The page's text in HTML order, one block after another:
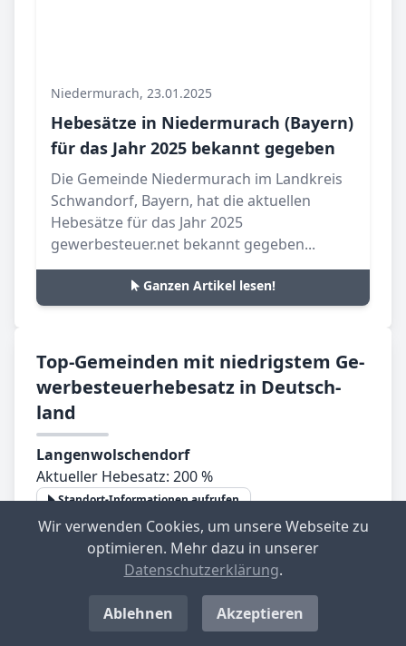
Niedermurach, 23.01.2025
Hebesätze in Niedermurach (Bayern)
für das Jahr 2025 bekannt gegeben
Die Gemeinde Niedermurach im Landkreis
Schwandorf, Bayern, hat die aktuellen
Hebesätze für das Jahr 2025
gewerbesteuer.net bekannt gegeben...
Ganzen Artikel lesen!
Top-­Ge­mein­den mit nied­rig­stem Ge­
wer­be­steu­er­he­be­satz in Deutsch­
land
Langenwolschendorf
Aktueller Hebesatz: 200 %
Standort-Informationen aufrufen
Großbockedra
Aktueller Hebesatz: 220 %
Standort-Informationen aufrufen
Wir verwenden Cookies, um unsere Webseite zu
optimieren. Mehr dazu in unserer
Datenschutzerklärung.
Ablehnen Akzeptieren